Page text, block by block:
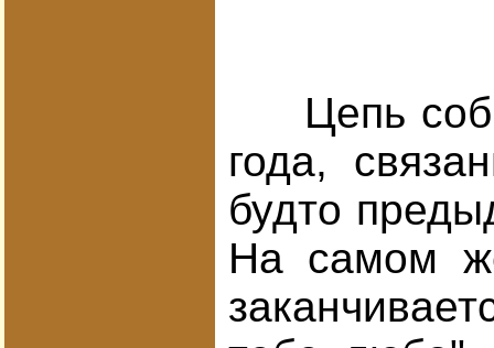
Цепь
года,
будто
На самом